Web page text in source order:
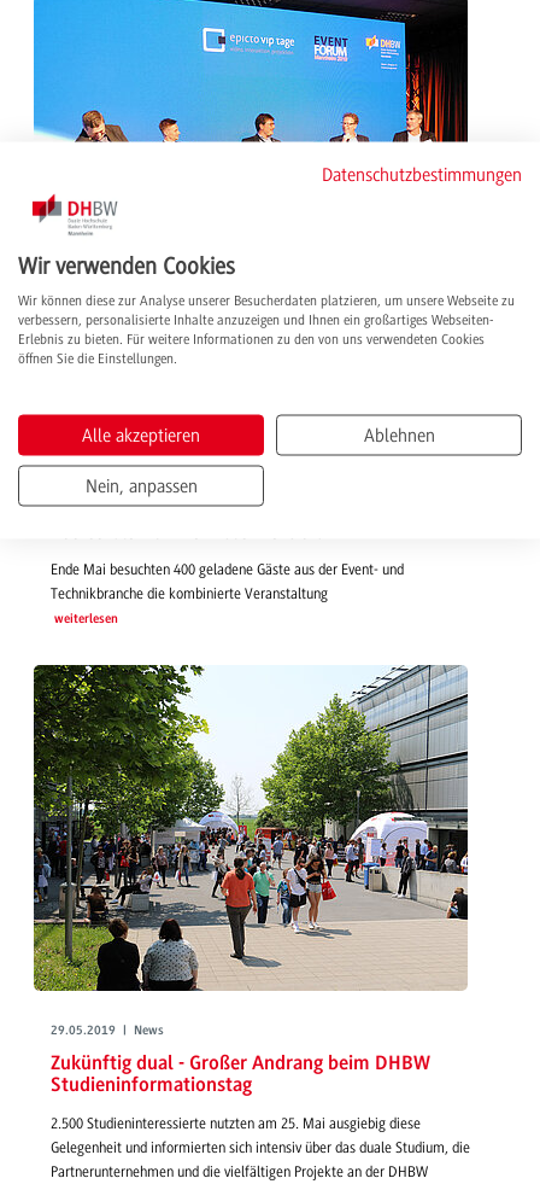
27.06.2019 | News
Studierende der Studienrichtung BWL - Messe-,
Kongress- und Eventmanagement organisieren
Fachtagung für Event- und Technikbranche
Bereits zum 4. Mal veranstaltete der Studiengang BWL-
Messe-, Kongress- und Eventmanagement der Dualen
Ende Mai besuchten 400 geladene Gäste aus der Event- und
Technikbranche die kombinierte Veranstaltung
weiterlesen
29.05.2019 | News
Zukünftig dual - Großer Andrang beim DHBW
Studieninformationstag
2.500 Studieninteressierte nutzten am 25. Mai ausgiebig diese
Gelegenheit und informierten sich intensiv über das duale Studium, die
Partnerunternehmen und die vielfältigen Projekte an der DHBW
Datenschutzbestimmungen
Wir verwenden Cookies
Wir können diese zur Analyse unserer Besucherdaten platzieren, um unsere Webseite zu
verbessern, personalisierte Inhalte anzuzeigen und Ihnen ein großartiges Webseiten-
Erlebnis zu bieten. Für weitere Informationen zu den von uns verwendeten Cookies
öffnen Sie die Einstellungen.
Alle akzeptieren Ablehnen
Nein, anpassen